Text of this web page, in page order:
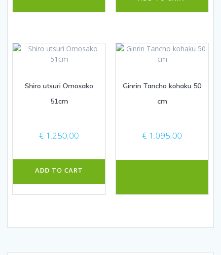
Shiro utsuri Omosako
51cm
€ 1.250,00
ADD TO CART
Ginrin Tancho kohaku 50
cm
€ 1.095,00